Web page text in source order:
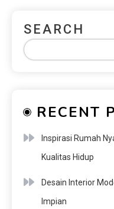
SEARCH
RECENT
Inspirasi Rumah
Kualitas Hidup
Desain Interior
Impian